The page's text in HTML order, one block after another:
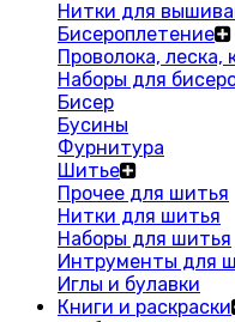
Нитки для
Бисероплетение
Проволока, леска,
Наборы для
Бисер
Бусины
Фурнитура
Шитье
Прочее для шитья
Нитки для шитья
Наборы для шитья
Интрументы для
Иглы и булавки
Книги и раскраски